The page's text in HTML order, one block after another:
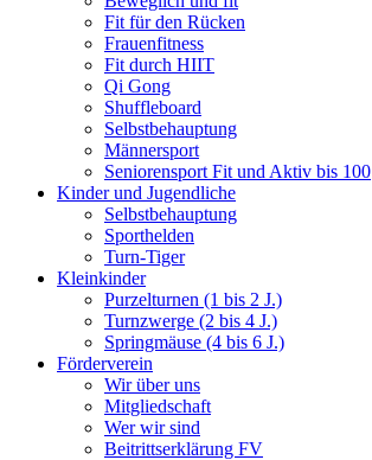
Fit für den Rücken
Frauenfitness
Fit durch HIIT
Qi Gong
Shuffleboard
Selbstbehauptung
Männersport
Seniorensport Fit und Aktiv bis 100
Kinder und Jugendliche
Selbstbehauptung
Sporthelden
Turn-Tiger
Kleinkinder
Purzelturnen (1 bis 2 J.)
Turnzwerge (2 bis 4 J.)
Springmäuse (4 bis 6 J.)
Förderverein
Wir über uns
Mitgliedschaft
Wer wir sind
Beitrittserklärung FV